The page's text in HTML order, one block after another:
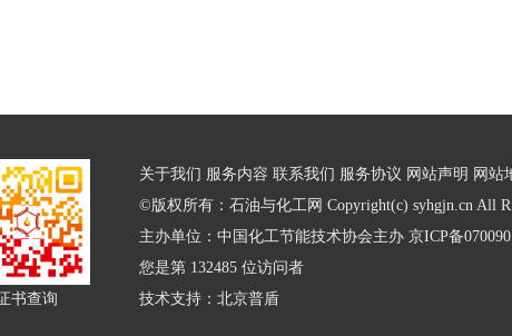
书查询
关于我们 服务内容 联系我们 服务协议 网站声明 网站
©版权所有：石油与化工网 Copyright(c) syhgjn.cn All
主办单位：中国化工节能技术协会主办 京ICP备
您是第 132485 位访问者
技术支持： 北京普盾